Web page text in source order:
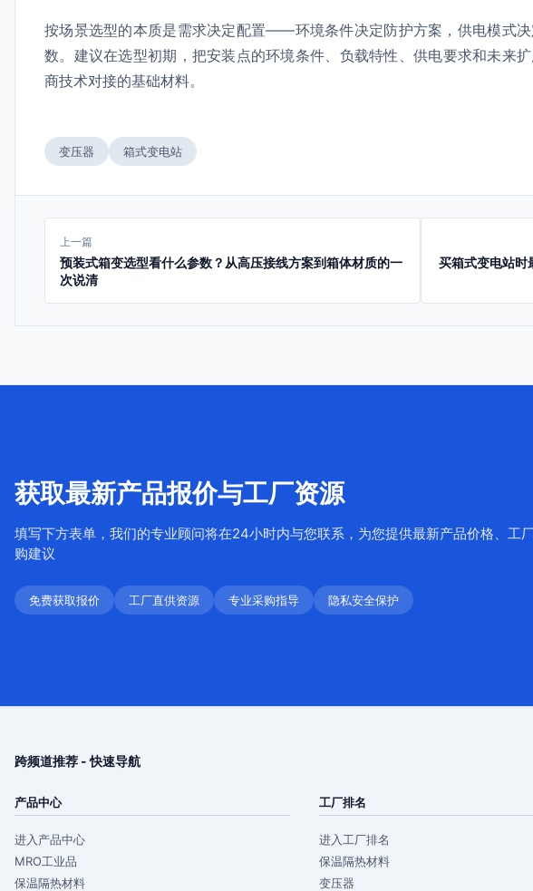
按场景选型的本质是需求决定配置——环境条件决定防护方案，供电模式
数。建议在选型初期，把安装点的环境条件、负载特性、供电要求和未来
商技术对接的基础材料。
变压器 箱式变电站
上一篇
预装式箱变选型看什么参数？从高压接线方案到箱体材质的一
次说清
买箱式变电站时
获取最新产品报价与工厂资源
填写下方表单，我们的专业顾问将在24小时内与您联系，为您提供最新产品价格、工
购建议
免费获取报价 工厂直供资源 专业采购指导 隐私安全保护
跨频道推荐 - 快速导航
产品中心
进入产品中心
MRO工业品
保温隔热材料
工厂排名
进入工厂排名
保温隔热材料
变压器